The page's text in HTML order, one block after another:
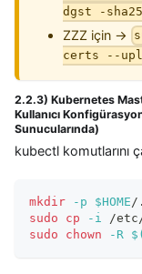
dgst -
ZZZ için →
certs --
2.2.3) Kubernetes
Kullanıcı
Sunucularında)
kubectl komutlarını
mkdir -p $HOME /
sudo
cp -i /etc/
sudo
chown -R $(